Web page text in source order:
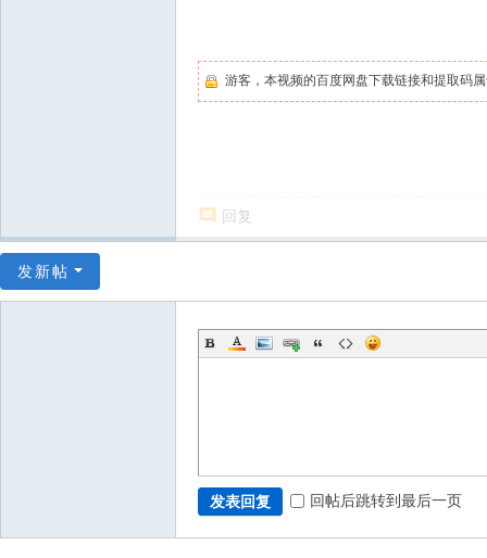
游客，本视频的百度网盘下载链接和提取码
回复
发新帖
发表回复 回帖后跳转到最后一页